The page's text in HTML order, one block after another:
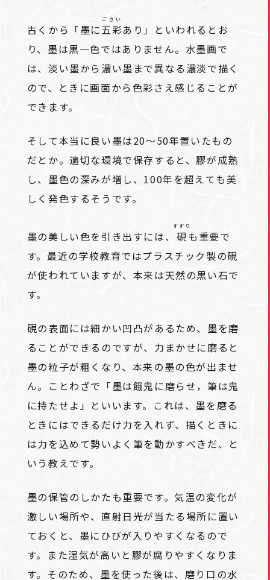
古くから「墨に五彩
ごさい
あり」といわれるとお
り、墨は黒一色ではありません。水墨画で
は、淡い墨から濃い墨まで異なる濃淡で描く
ので、ときに画面から色彩さえ感じることが
できます。
そして本当に良い墨は20～50年置いたもの
だとか。適切な環境で保存すると、膠が成熟
し、墨色の深みが増し、100年を超えても美
しく発色するそうです。
墨の美しい色を引き出すには、 硯
すずり
も重要で
す。最近の学校教育ではプラスチック製の硯
が使われていますが、本来は天然の黒い石で
す。
硯の表面には細かい凹凸があるため、墨を磨
ることができるのですが、力まかせに磨ると
墨の粒子が粗くなり、本来の墨の色が出ませ
ん。ことわざで「墨は餓鬼に磨らせ，筆は鬼
に持たせよ」といいます。これは、墨を磨る
ときにはできるだけ力を入れず、描くときに
は力を込めて勢いよく筆を動かすべきだ、と
いう教えです。
墨の保管のしかたも重要です。気温の変化が
激しい場所や、直射日光が当たる場所に置い
ておくと、墨にひびが入りやすくなるので
す。また湿気が高いと膠が腐りやすくなりま
す。そのため、墨を使った後は、磨り口の水